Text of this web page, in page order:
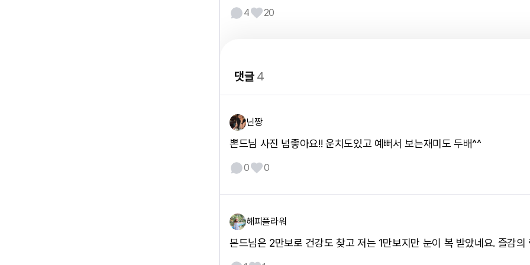
4 20
댓글4
닌짱
뽄드님 사진 넘좋아요!! 운치도있고 예뻐서 보는재미도 두배^^
0 0
해피플라워
본드님은 2만보로 건강도 찾고 저는 1만보지만 눈이 복 받았네요. 즐감의